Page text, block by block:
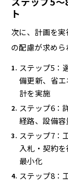
ト
次に、計画を
の配慮が求めら
ステップ5：
備更新、省
計を実施
ステップ6：
経路、設備
ステップ7：
入札・契約
最小化
ステップ8：